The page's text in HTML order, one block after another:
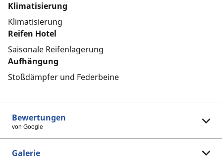
Klimatisierung
Klimatisierung
Reifen Hotel
Saisonale Reifenlagerung
Aufhängung
Stoßdämpfer und Federbeine
Bewertungen
von Google
Galerie